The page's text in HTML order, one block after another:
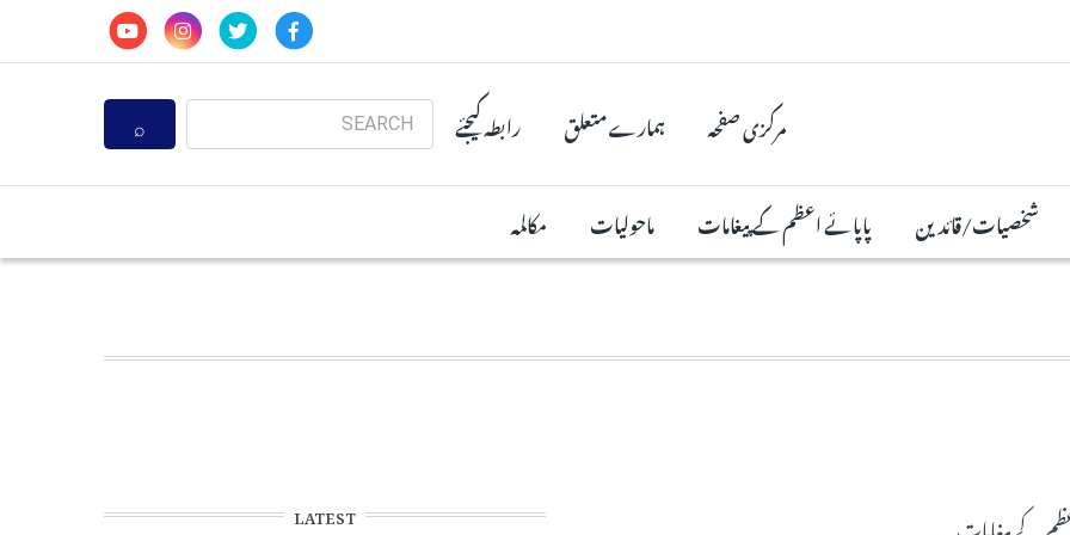
مرکزی صفحہ ہمارے متعلق رابطہ کیجئے
Search
شخصیات/قائدین پاپائے اعظم کے پیغامات ماحولیات مکالمہ
LATEST